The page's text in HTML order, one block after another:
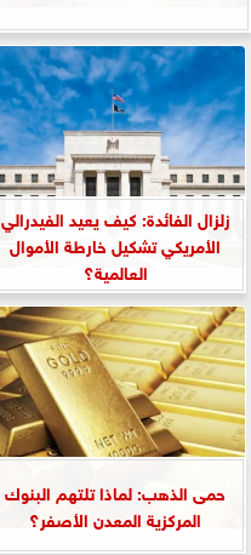
زلزال الفائدة: كيف يعيد الفيدرالي
الأمريكي تشكيل خارطة الأموال
العالمية؟
حمى الذهب: لماذا تلتهم البنوك
المركزية المعدن الأصفر؟